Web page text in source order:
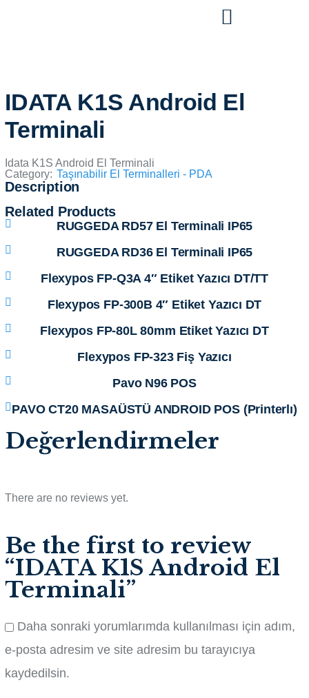
IDATA K1S Android El
Terminali
Idata K1S Android El Terminali
Category: Taşınabilir El Terminalleri - PDA
Description
Related Products
RUGGEDA RD57 El Terminali IP65
RUGGEDA RD36 El Terminali IP65
Flexypos FP-Q3A 4″ Etiket Yazıcı DT/TT
Flexypos FP-300B 4″ Etiket Yazıcı DT
Flexypos FP-80L 80mm Etiket Yazıcı DT
Flexypos FP-323 Fiş Yazıcı
Pavo N96 POS
PAVO CT20 MASAÜSTÜ ANDROID POS (Printerlı)
Değerlendirmeler
There are no reviews yet.
Be the first to review
“IDATA K1S Android El
Terminali”
Daha sonraki yorumlarımda kullanılması için adım,
e-posta adresim ve site adresim bu tarayıcıya
kaydedilsin.